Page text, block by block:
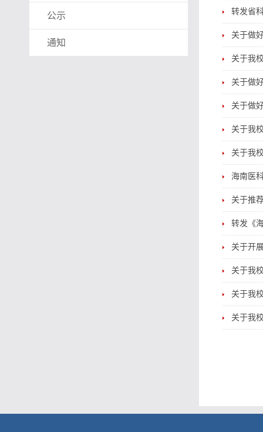
公示
通知
转发省
关于做
关于我
关于做
关于做
关于我
关于我
海南医
关于推
转发《
关于开
关于我
关于我
关于我